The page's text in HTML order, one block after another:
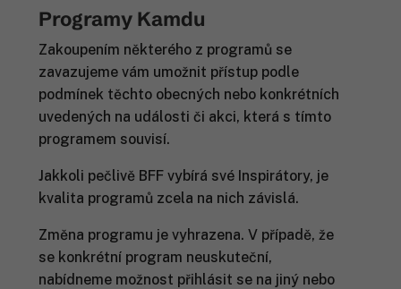
Programy Kamdu
Zakoupením některého z programů se
zavazujeme vám umožnit přístup podle
podmínek těchto obecných nebo konkrétních
uvedených na události či akci, která s tímto
programem souvisí.
Jakkoli pečlivě BFF vybírá své Inspirátory, je
kvalita programů zcela na nich závislá.
Změna programu je vyhrazena. V případě, že
se konkrétní program neuskuteční,
nabídneme možnost přihlásit se na jiný nebo